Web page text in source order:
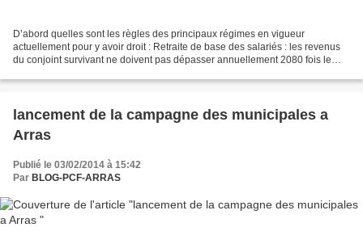
D’abord quelles sont les règles des principaux régimes en vigueur
actuellement pour y avoir droit : Retraite de base des salariés : les revenus
du conjoint survivant ne doivent pas dépasser annuellement 2080 fois le
lancement de la campagne des municipales a
Arras
Publié le 03/02/2014 à 15:42
Par BLOG-PCF-ARRAS